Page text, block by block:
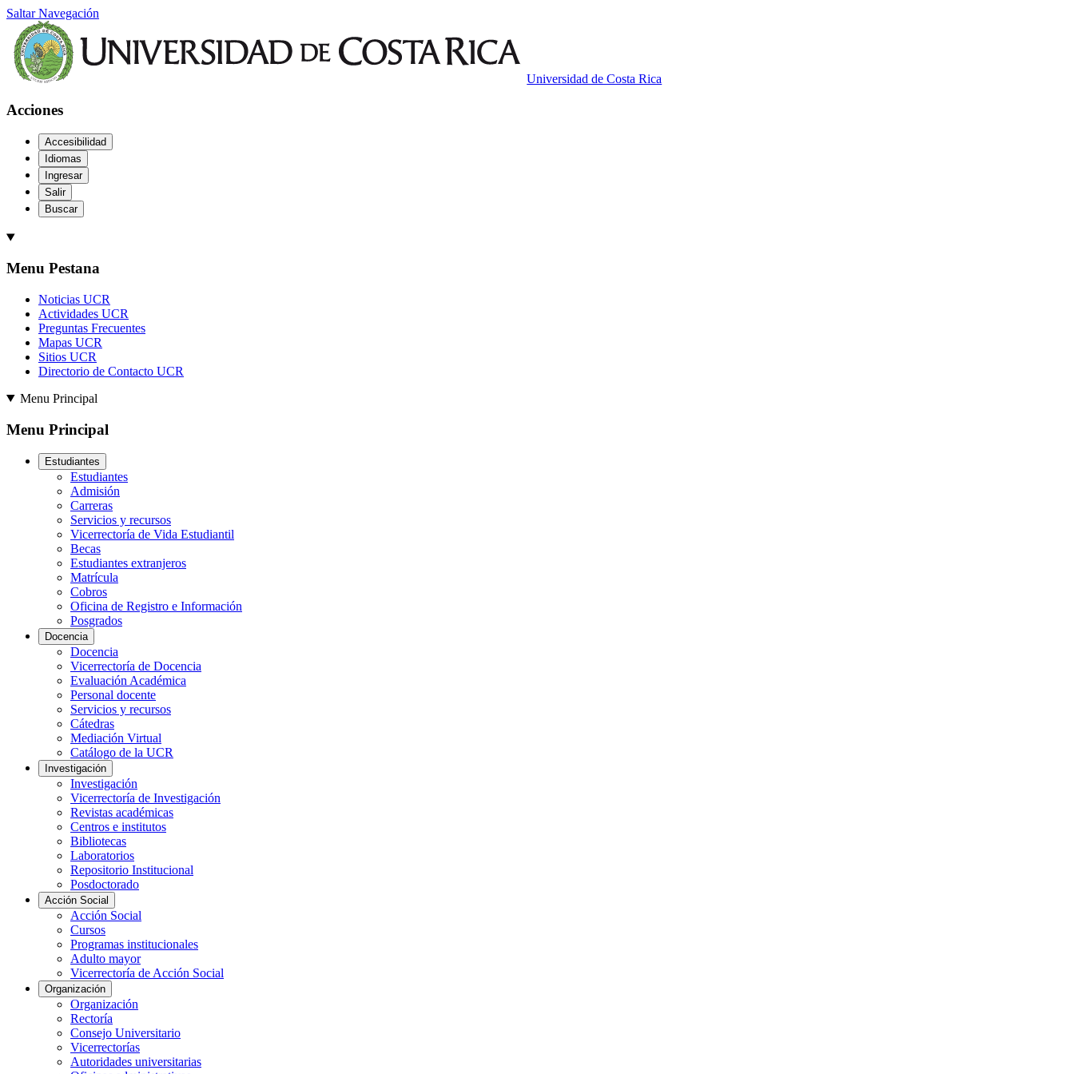
Saltar Navegación
Universidad de Costa Rica
Acciones
Accesibilidad
Idiomas
Ingresar
Salir
Buscar
Menu Pestana
Noticias UCR
Actividades UCR
Preguntas Frecuentes
Mapas UCR
Sitios UCR
Directorio de Contacto UCR
Menu Principal
Menu Principal
Estudiantes
Estudiantes
Admisión
Carreras
Servicios y recursos
Vicerrectoría de Vida Estudiantil
Becas
Estudiantes extranjeros
Matrícula
Cobros
Oficina de Registro e Información
Posgrados
Docencia
Docencia
Vicerrectoría de Docencia
Evaluación Académica
Personal docente
Servicios y recursos
Cátedras
Mediación Virtual
Catálogo de la UCR
Investigación
Investigación
Vicerrectoría de Investigación
Revistas académicas
Centros e institutos
Bibliotecas
Laboratorios
Repositorio Institucional
Posdoctorado
Acción Social
Acción Social
Cursos
Programas institucionales
Adulto mayor
Vicerrectoría de Acción Social
Organización
Organización
Rectoría
Consejo Universitario
Vicerrectorías
Autoridades universitarias